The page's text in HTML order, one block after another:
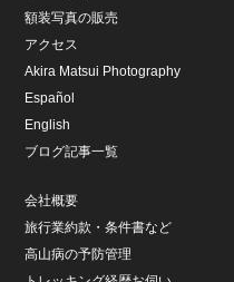
額装写真の販売
アクセス
Akira Matsui Photography
Español
English
ブログ記事一覧
会社概要
旅行業約款・条件書など
高山病の予防管理